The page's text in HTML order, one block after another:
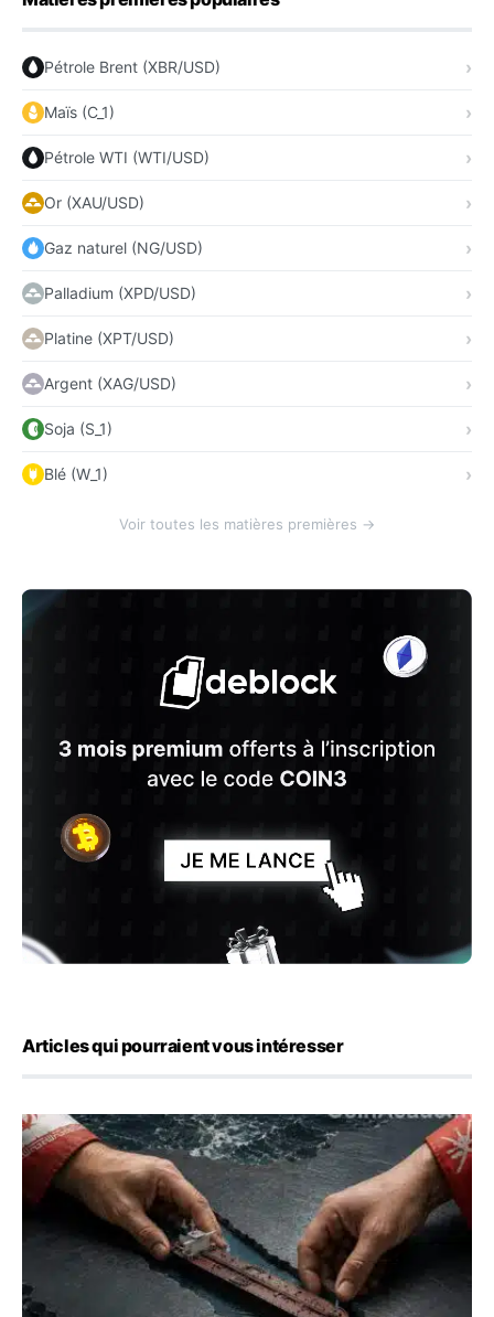
Pétrole Brent (XBR/USD)
Maïs (C_1)
Pétrole WTI (WTI/USD)
Or (XAU/USD)
Gaz naturel (NG/USD)
Palladium (XPD/USD)
Platine (XPT/USD)
Argent (XAG/USD)
Soja (S_1)
Blé (W_1)
Voir toutes les matières premières →
Articles qui pourraient vous intéresser
Ormuz : l’Iran annonce un accord avec Oman sur une